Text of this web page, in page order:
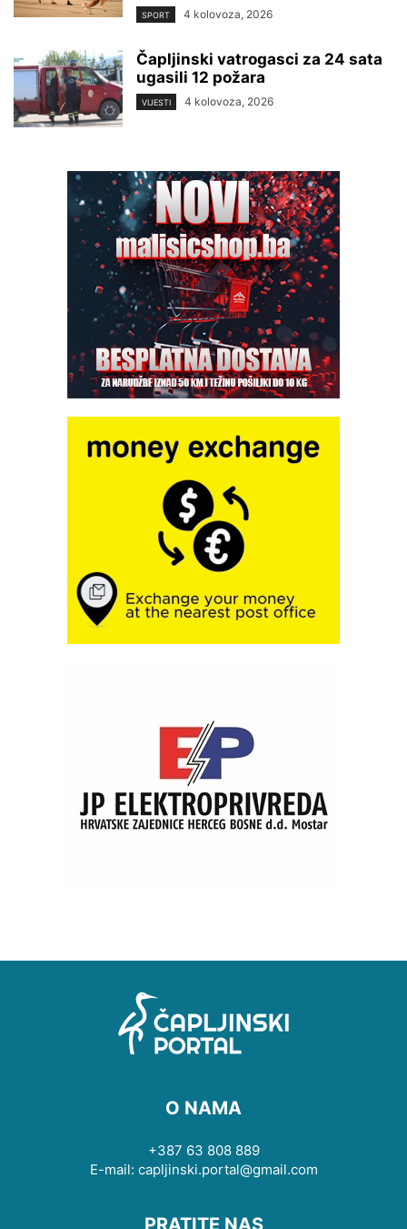
SPORT 4 kolovoza, 2026
Čapljinski vatrogasci za 24 sata
ugasili 12 požara
VIJESTI 4 kolovoza, 2026
O NAMA
+387 63 808 889
E-mail: capljinski.portal@gmail.com
PRATITE NAS